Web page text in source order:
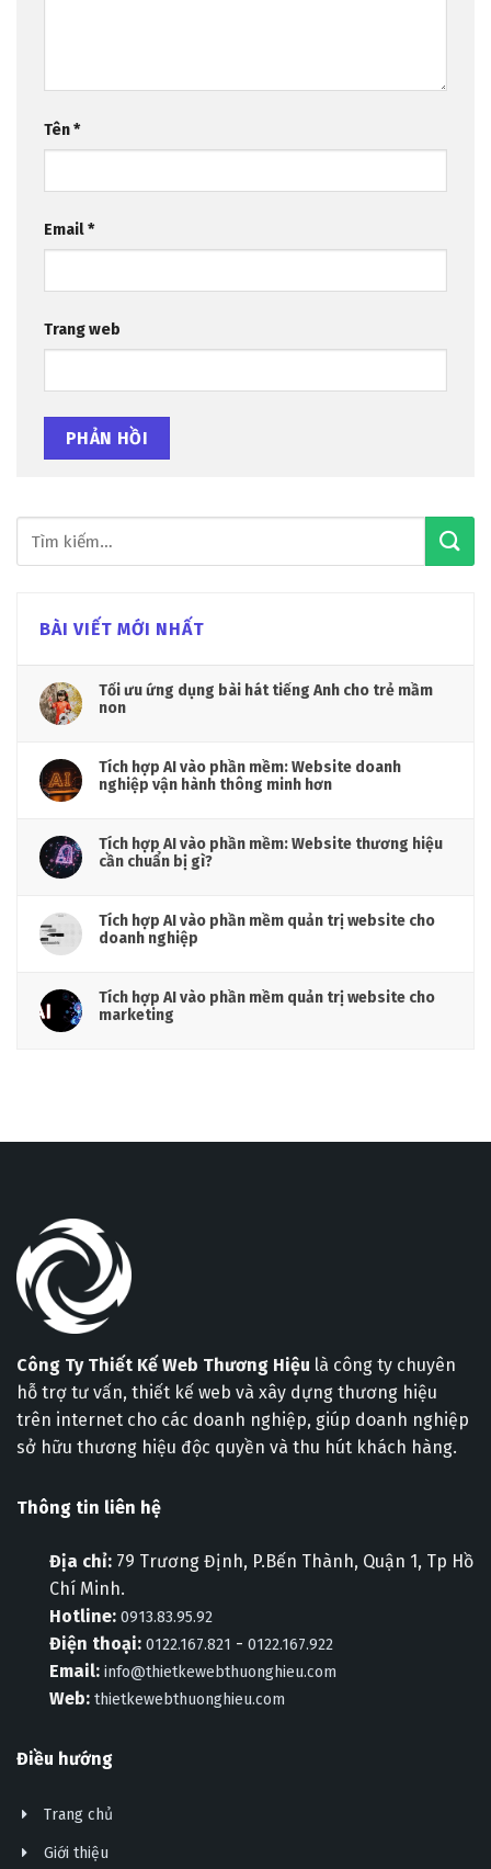
BÀI VIẾT MỚI NHẤT
Tối ưu ứng dụng bài hát tiếng Anh cho trẻ mầm
non
Tích hợp AI vào phần mềm: Website doanh
nghiệp vận hành thông minh hơn
Tích hợp AI vào phần mềm: Website thương hiệu
cần chuẩn bị gì?
Tích hợp AI vào phần mềm quản trị website cho
doanh nghiệp
Tích hợp AI vào phần mềm quản trị website cho
marketing
Tên*
Email*
Trang web
Công Ty Thiết Kế Web Thương Hiệu là công ty chuyên
hỗ trợ tư vấn, thiết kế web và xây dựng thương hiệu
trên internet cho các doanh nghiệp, giúp doanh nghiệp
sở hữu thương hiệu độc quyền và thu hút khách hàng.
Thông tin liên hệ
Địa chỉ: 79 Trương Định, P.Bến Thành, Quận 1, Tp Hồ
Chí Minh.
Hotline: 0913.83.95.92
Điện thoại: 0122.167.821 - 0122.167.922
Email: info@thietkewebthuonghieu.com
Web: thietkewebthuonghieu.com
Điều hướng
Trang chủ
Giới thiệu